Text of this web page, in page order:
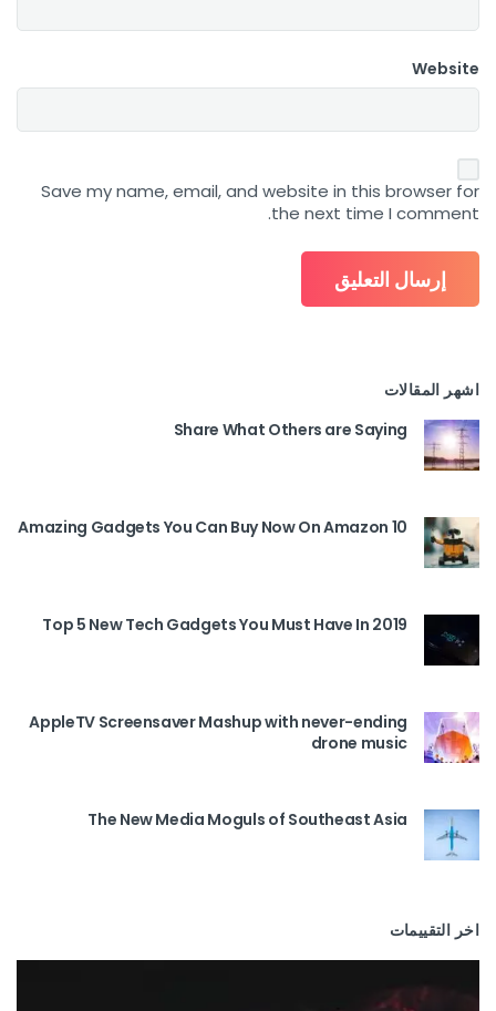
Website
Save my name, email, and website in this browser for
the next time I comment.
اشهر المقالات
Share What Others are Saying
10 Amazing Gadgets You Can Buy Now On Amazon
Top 5 New Tech Gadgets You Must Have In 2019
AppleTV Screensaver Mashup with never-ending
drone music
The New Media Moguls of Southeast Asia
اخر التقييمات